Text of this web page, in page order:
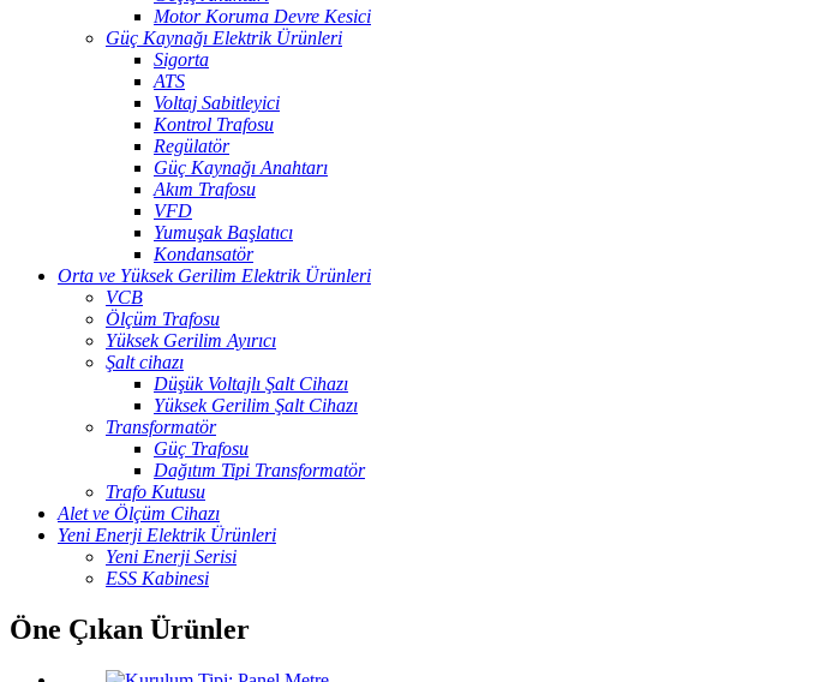
Motor Koruma Devre Kesici
Güç Kaynağı Elektrik Ürünleri
Sigorta
ATS
Voltaj Sabitleyici
Kontrol Trafosu
Regülatör
Güç Kaynağı Anahtarı
Akım Trafosu
VFD
Yumuşak Başlatıcı
Kondansatör
Orta ve Yüksek Gerilim Elektrik Ürünleri
VCB
Ölçüm Trafosu
Yüksek Gerilim Ayırıcı
Şalt cihazı
Düşük Voltajlı Şalt Cihazı
Yüksek Gerilim Şalt Cihazı
Transformatör
Güç Trafosu
Dağıtım Tipi Transformatör
Trafo Kutusu
Alet ve Ölçüm Cihazı
Yeni Enerji Elektrik Ürünleri
Yeni Enerji Serisi
ESS Kabinesi
Öne Çıkan Ürünler